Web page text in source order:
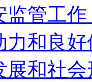
监管工
力和良
展和社